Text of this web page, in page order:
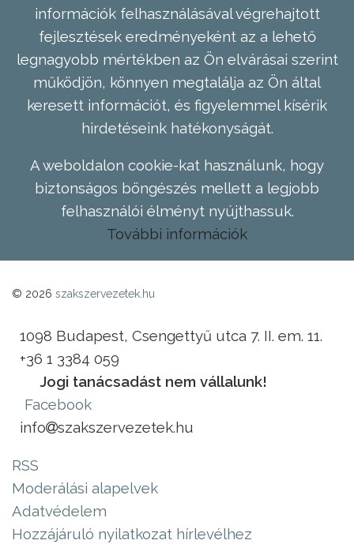
információk felhasználásával végrehajtott
fejlesztések eredményeként az a lehető
legnagyobb mértékben az Ön elvárásai szerint
működjön, könnyen megtalálja az Ön által
keresett információt, és figyelemmel kísérik
hirdetéseink hatékonyságát.
A weboldalon cookie-kat használunk, hogy
biztonságos böngészés mellett a legjobb
felhasználói élményt nyújthassuk.
További információk
© 2026 szakszervezetek.hu
1098 Budapest, Csengettyű utca 7. II. em. 11.
+36 1 3384 059
Jogi tanácsadást nem vállalunk!
Facebook
info
szakszervezetek.hu
RSS
Moderálási alapelvek
Adatvédelem
Hozzájáruló nyilatkozat hírlevélhez